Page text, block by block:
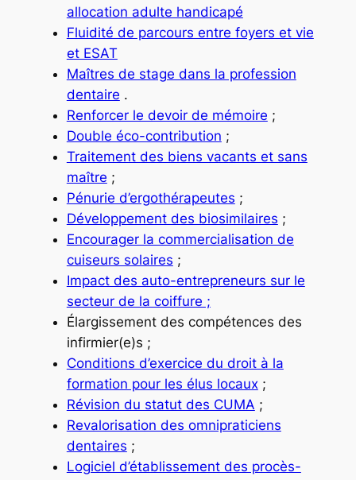
allocation adulte handicapé
Fluidité de parcours entre foyers et vie
et ESAT
Maîtres de stage dans la profession
dentaire .
Renforcer le devoir de mémoire ;
Double éco-contribution ;
Traitement des biens vacants et sans
maître ;
Pénurie d’ergothérapeutes ;
Développement des biosimilaires ;
Encourager la commercialisation de
cuiseurs solaires ;
Impact des auto-entrepreneurs sur le
secteur de la coiffure ;
Élargissement des compétences des
infirmier(e)s ;
Conditions d’exercice du droit à la
formation pour les élus locaux;
Révision du statut des CUMA ;
Revalorisation des omnipraticiens
dentaires ;
Logiciel d’établissement des procès-